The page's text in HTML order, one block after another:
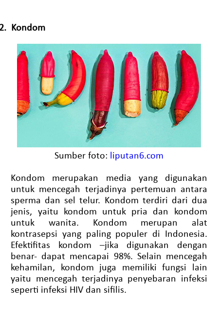
Kondom
Sumber foto: liputan6.com
Kondom merupakan media yang digunakan
untuk mencegah terjadinya pertemuan antara
sperma dan sel telur. Kondom terdiri dari dua
jenis, yaitu kondom untuk pria dan kondom
untuk wanita. Kondom merupan alat
kontrasepsi yang paling populer di Indonesia.
Efektifitas kondom –jika digunakan dengan
benar- dapat mencapai 98%. Selain mencegah
kehamilan, kondom juga memiliki fungsi lain
yaitu mencegah terjadinya penyebaran infeksi
seperti infeksi HIV dan sifilis.